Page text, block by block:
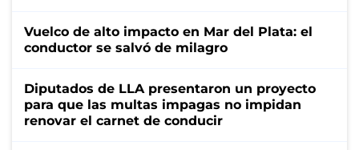
Vuelco de alto impacto en Mar del Plata: el
conductor se salvó de milagro
Diputados de LLA presentaron un proyecto
para que las multas impagas no impidan
renovar el carnet de conducir